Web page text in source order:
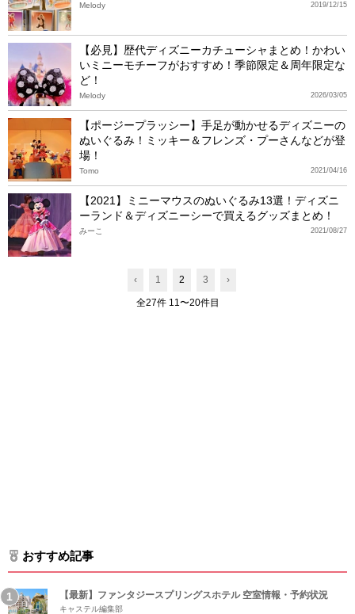
2019/12/15
Melody
【必見】歴代ディズニーカチューシャまとめ！かわい
いミニーモチーフがおすすめ！季節限定＆周年限定な
ど！
2026/03/05
Melody
【ポージープラッシー】手足が動かせるディズニーの
ぬいぐるみ！ミッキー＆フレンズ・プーさんなどが登
場！
2021/04/16
Tomo
【2021】ミニーマウスのぬいぐるみ13選！ディズニ
ーランド＆ディズニーシーで買えるグッズまとめ！
2021/08/27
みーこ
‹ 1 2 3 ›
全27件 11〜20件目
おすすめ記事
【最新】ファンタジースプリングスホテル 空室情報・予約状況
キャステル編集部